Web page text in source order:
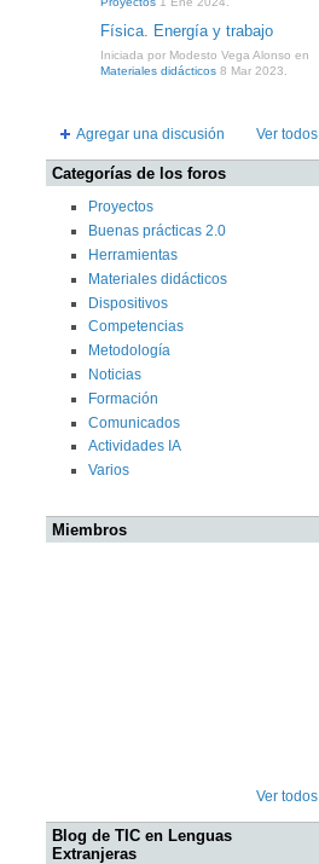
Física. Energía y trabajo
Iniciada por Modesto Vega Alonso en
Materiales didácticos 8 Mar 2023.
Agregar una discusión Ver todos
Categorías de los foros
Proyectos
Buenas prácticas 2.0
Herramientas
Materiales didácticos
Dispositivos
Competencias
Metodología
Noticias
Formación
Comunicados
Actividades IA
Varios
Miembros
Ver todos
Blog de TIC en Lenguas
Extranjeras